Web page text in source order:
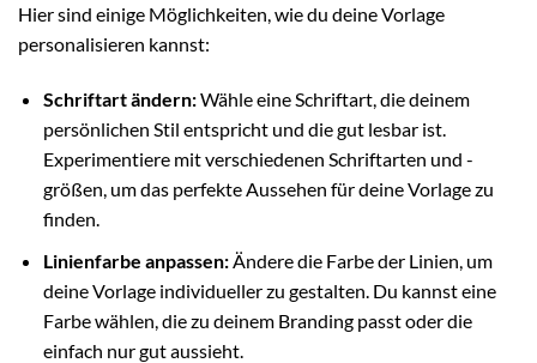
Hier sind einige Möglichkeiten, wie du deine Vorlage
personalisieren kannst:
Schriftart ändern:Wähle eine Schriftart, die deinem
persönlichen Stil entspricht und die gut lesbar ist.
Experimentiere mit verschiedenen Schriftarten und -
größen, um das perfekte Aussehen für deine Vorlage zu
finden.
Linienfarbe anpassen:Ändere die Farbe der Linien, um
deine Vorlage individueller zu gestalten. Du kannst eine
Farbe wählen, die zu deinem Branding passt oder die
einfach nur gut aussieht.